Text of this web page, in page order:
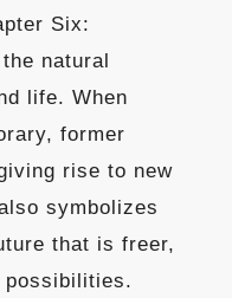
Six:
natural
life. When
former
rise to new
symbolizes
that is freer,
possibilities.